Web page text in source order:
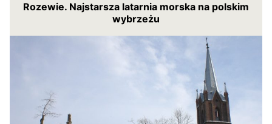
Rozewie. Najstarsza latarnia morska na polskim
wybrzeżu